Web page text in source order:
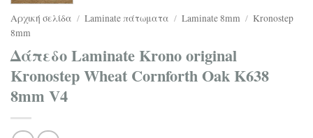
Αρχική σελίδα / Laminate πάτωματα / Laminate 8mm / Kronostep
8mm
Δάπεδο Laminate Krono original
Kronostep Wheat Cornforth Oak K638
8mm V4